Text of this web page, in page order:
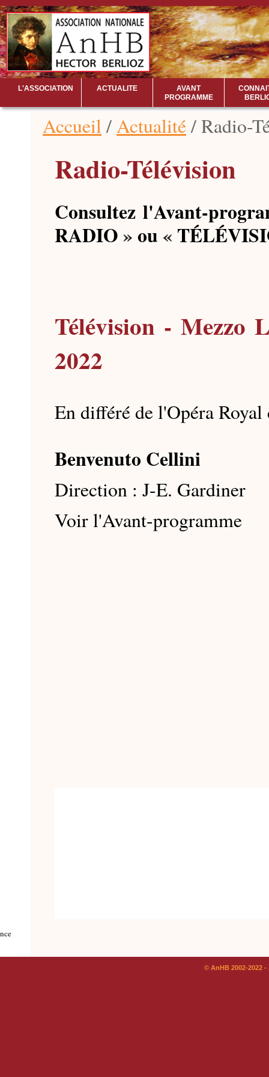
L'ASSOCIATION ACTUALITE
AVANT
PROGRAMME
Accueil /Actualité/ Radio-
Radio-Télévision
Consultez l'Avant-
RADIO »ou «
Télévision -
2022
En différé de l'Opéra Royal
Benvenuto Cellini
Direction : J-E. Gardiner
Voir l'Avant-programme
nce
© AnHB 2002-2022